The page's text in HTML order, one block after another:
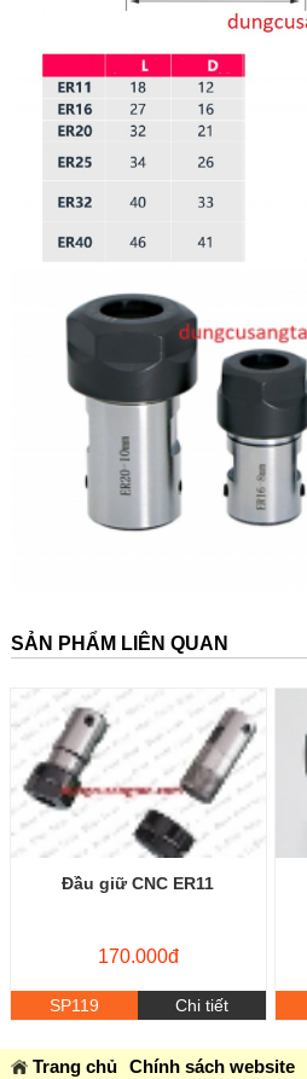
SẢN PHẨM LIÊN QUAN
Đầu giữ CNC ER11
170.000đ
SP119 Chi tiết
Trang chủ Chính sách website